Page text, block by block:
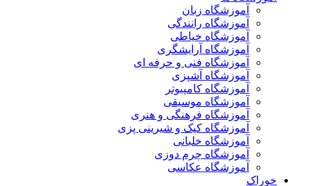
آموزشگاه زبان
آموزشگاه رانندگی
آموزشگاه خیاطی
آموزشگاه آرایشگری
آموزشگاه فنی و حرفه ای
آموزشگاه آشپزی
آموزشگاه کامپیوتر
آموزشگاه موسیقی
آموزشگاه فرهنگی و هنری
آموزشگاه کیک و شیرینی پزی
آموزشگاه خلبانی
آموزشگاه چرم دوزی
آموزشگاه عکاسی
خوراک